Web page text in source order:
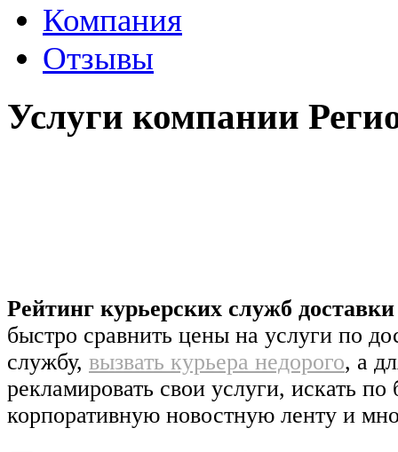
Компания
Отзывы
Услуги компании
Рейтинг курьерских служб
быстро сравнить цены на услуги по
службу, вызвать курьера недорого, а
рекламировать свои услуги, искать по
корпоративную новостную ленту и